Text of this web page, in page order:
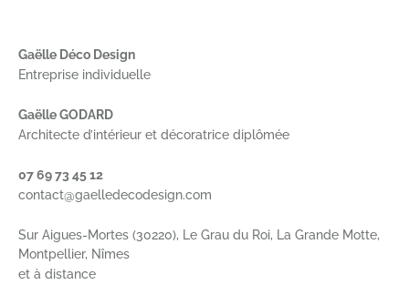
Gaëlle Déco Design
Entreprise individuelle
Gaëlle GODARD
Architecte d’intérieur et décoratrice diplômée
07 69 73 45 12
contact@gaelledecodesign.com
Sur Aigues-Mortes (30220), Le Grau du Roi, La Grande Motte,
Montpellier, Nîmes
et à distance